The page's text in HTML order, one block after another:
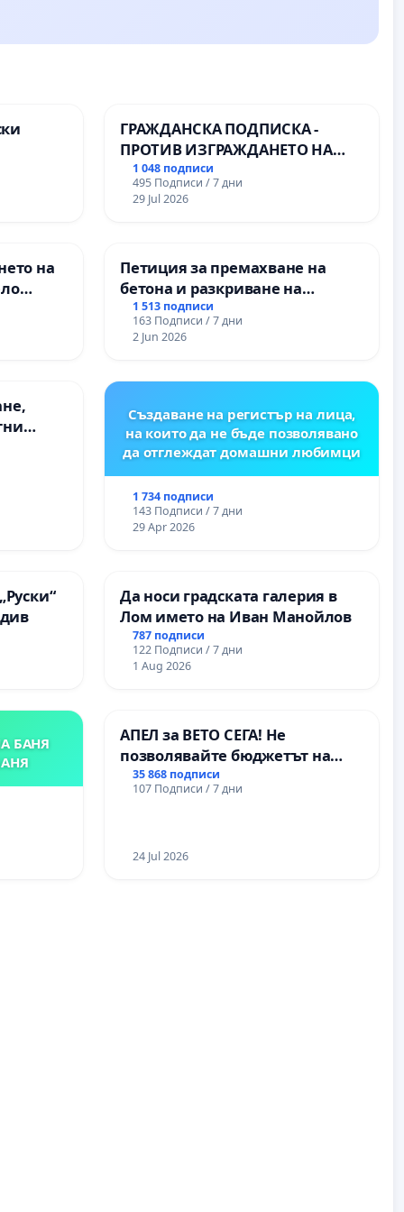
ГРАЖДАНСКА ПОДПИСКА -
ПРОТИВ ИЗГРАЖДАНЕТО НА
ВЪЖЕНА ЛИНИЯ (ЛИФТ) НА
ТЕРИТОРИЯТА НА ПРИРОДНА
ЗАБЕЛЕЖИТЕЛНОСТ „ХЪЛМ НА
1 048 подписи
495 Подписи / 7 дни
29 Jul 2026
на
Петиция за премахване на
бетона и разкриване на
античното сърце на
Могиланската могила във
Враца
1 513 подписи
163 Подписи / 7 дни
2 Jun 2026
Създаване на регистър на лица,
на които да не бъде позволявано
да отглеждат домашни любимци
1 734 подписи
143 Подписи / 7 дни
29 Apr 2026
Да носи градската галерия в
Лом името на Иван Манойлов
787 подписи
122 Подписи / 7 дни
1 Aug 2026
БАНЯ
АПЕЛ за ВЕТО СЕГА! Не
позволявайте бюджетът на
Радев да открадне парите и
правата ни в тъмното
35 868 подписи
107 Подписи / 7 дни
24 Jul 2026